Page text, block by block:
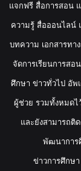
แจกฟรี สื่อการสอน
ความรู้ สื่อออนไลน์
บทความ เอกสารทา
จัดการเรียนการสอ
ศึกษา ข่าวทั่วไป อัพ
ผู้ช่วย รวมทั้งหมดไ
และยังสามารถติ
พัฒนาการ
ข่าวการศึกษา